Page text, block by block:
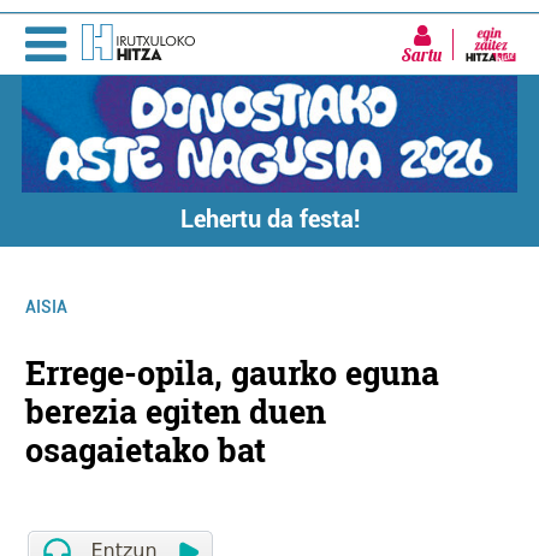
Sartu
Lehertu da festa!
AISIA
Errege-opila, gaurko eguna
berezia egiten duen
osagaietako bat